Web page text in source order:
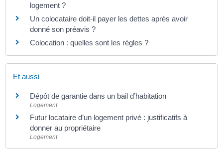
logement ?
Un colocataire doit-il payer les dettes après avoir
donné son préavis ?
Colocation : quelles sont les règles ?
Et aussi
Dépôt de garantie dans un bail d’habitation
Logement
Futur locataire d’un logement privé : justificatifs à
donner au propriétaire
Logement